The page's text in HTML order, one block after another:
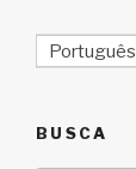
Português
BUSCA